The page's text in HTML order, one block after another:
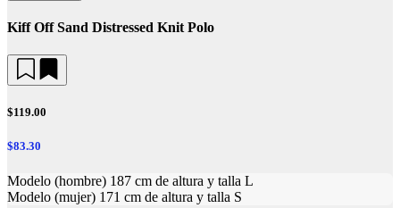
Kiff Off Sand Distressed Knit Polo
$119.00
$83.30
Modelo (hombre) 187 cm de altura y talla L
Modelo (mujer) 171 cm de altura y talla S